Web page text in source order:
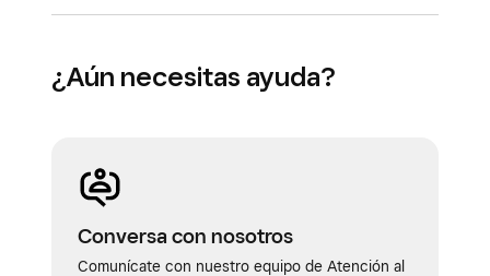
¿Aún necesitas ayuda?
Conversa con nosotros
Comunícate con nuestro equipo de Atención al